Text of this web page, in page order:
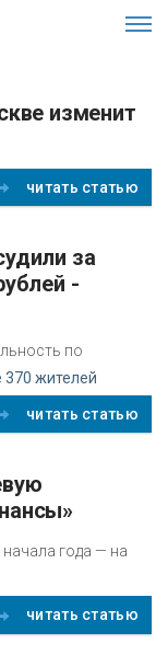
читать статью
-
по
жителей
читать статью
года — на
читать статью